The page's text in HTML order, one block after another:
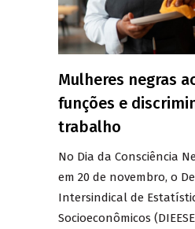
Mulheres negras
funções e
trabalho
No Dia da Consciência
em 20 de novembro, o
Intersindical de
Socioeconômicos